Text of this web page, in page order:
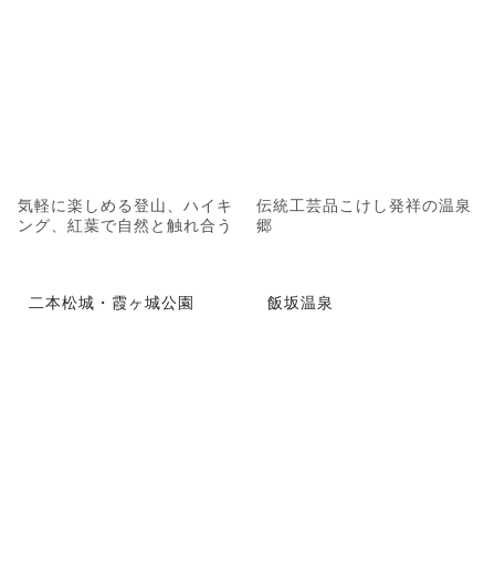
気軽に楽しめる登山、ハイキ
ング、紅葉で自然と触れ合う
伝統工芸品こけし発祥の温泉
郷
二本松城・霞ヶ城公園 飯坂温泉